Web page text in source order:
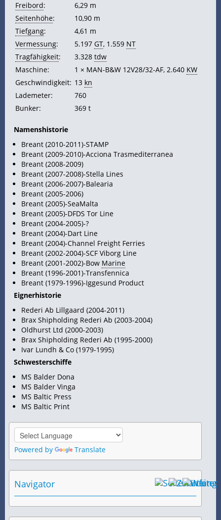
Freibord:
6,29 m
Seitenhöhe:
10,90 m
Tiefgang:
4,61 m
Vermessung: 5.197 GT, 1.559 NT
Tragfähigkeit: 3.328 tdw
Maschine:
1 × MAN-B&W 12V28/32-AF, 2.640 KW
Geschwindigkeit: 13 kn
Lademeter:
760
Bunker:
369 t
Namenshistorie
Breant (2010-2011)-STAMP
Breant (2009-2010)-Acciona Trasmediterranea
Breant (2008-2009)
Breant (2007-2008)-Stella Lines
Breant (2006-2007)-Balearia
Breant (2005-2006)
Breant (2005)-SeaMalta
Breant (2005)-DFDS Tor Line
Breant (2004-2005)-?
Breant (2004)-Dart Line
Breant (2004)-Channel Freight Ferries
Breant (2002-2004)-SCF Viborg Line
Breant (2001-2002)-Bow Marine
Breant (1996-2001)-Transfennica
Breant (1979-1996)-Iggesund Product
Eignerhistorie
Rederi Ab Lillgaard (2004-2011)
Brax Shipholding Rederi Ab (2003-2004)
Oldhurst Ltd (2000-2003)
Brax Shipholding Rederi Ab (1995-2000)
Ivar Lundh & Co (1979-1995)
Schwesterschiffe
MS Balder Dona
MS Balder Vinga
MS Baltic Press
MS Baltic Print
Powered by Translate
Navigator